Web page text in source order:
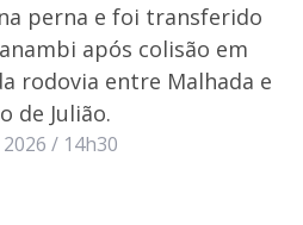
perna e foi transferido
após colisão em
rodovia entre Malhada e
de Julião.
2026 / 14h30